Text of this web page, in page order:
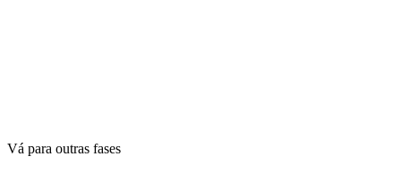
Vá para outras fases